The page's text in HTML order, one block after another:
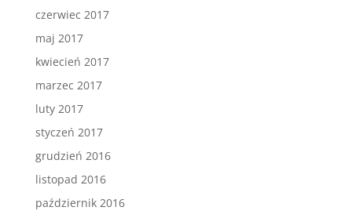
czerwiec 2017
maj 2017
kwiecień 2017
marzec 2017
luty 2017
styczeń 2017
grudzień 2016
listopad 2016
październik 2016